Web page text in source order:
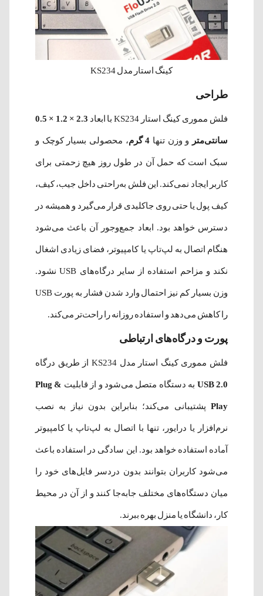
کینگ استار مدل KS234
طراحی
فلش مموری کینگ استار KS234 با ابعاد 2.3 × 1.2 × 0.5
سانتی‌متر و وزن تنها 4 گرم ، محصولی بسیار کوچک و
سبک است که حمل آن در طول روز هیچ زحمتی برای
کاربر ایجاد نمی‌کند. این فلش به‌راحتی داخل جیب، کیف،
کیف پول یا حتی روی جاکلیدی قرار می‌گیرد و همیشه در
دسترس خواهد بود. ابعاد جمع‌وجور آن باعث می‌شود
هنگام اتصال به لپ‌تاپ یا کامپیوتر، فضای زیادی اشغال
نکند و مزاحم استفاده از سایر درگاه‌های USB نشود.
وزن بسیار کم نیز احتمال وارد شدن فشار به پورت USB
را کاهش می‌دهد و استفاده روزانه را راحت‌تر می‌کند.
پورت و درگاه‌های ارتباطی
فلش مموری کینگ استار مدل KS234 از طریق درگاه
USB 2.0 به دستگاه متصل می‌شود و از قابلیت Plug &
Play پشتیبانی می‌کند؛ بنابراین بدون نیاز به نصب
نرم‌افزار یا درایور، تنها با اتصال به لپ‌تاپ یا کامپیوتر
آماده استفاده خواهد بود. این سادگی در استفاده باعث
می‌شود کاربران بتوانند بدون دردسر فایل‌های خود را
میان دستگاه‌های مختلف جابه‌جا کنند و از آن در محیط
کار، دانشگاه یا منزل بهره ببرند.